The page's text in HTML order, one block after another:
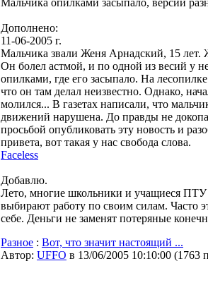
Мальчика опилками засыпало, версии
Дополнено:
11-06-2005 г.
Мальчика звали Женя Арнадский, 15 лет.
Он болел астмой, и по одной из весий у
опилками, где его засыпало. На
что он там делал неизвестно. Однако,
молился... В газетах написали, что
движений нарушена. До правды не
просьбой опубликовать эту новость и
привета, вот такая у нас свобода слова.
Faceless
Добавлю.
Лето, многие школьники и учащиеся ПТУ
выбирают работу по своим силам. Часто
себе. Деньги не заменят потеряные
Разное : Вот, что значит настоящий ...
Автор: UFFO в 13/06/2005 10:10:00 (1763